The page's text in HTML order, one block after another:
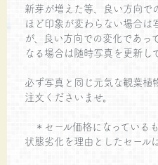
新芽が増えた等、良い方向で
ほど印象が変わらない場合は
が、良い方向での変化であっ
なる場合は随時写真を更新して
必ず写真と同じ元気な観葉植
注文くださいませ。
＊セール価格になっている
状態劣化を理由としたセール